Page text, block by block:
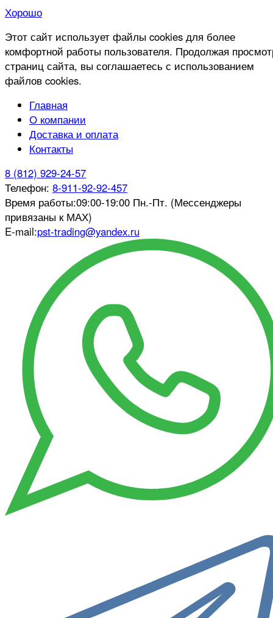
Хорошо
Этот сайт использует файлы cookies для более
комфортной работы пользователя. Продолжая
страниц сайта, вы соглашаетесь с использованием
файлов cookies.
Главная
О компании
Доставка и оплата
Контакты
8 (812) 929-24-57
Телефон: 8-911-92-92-457
Время работы:09:00-19:00 Пн.-Пт. (Мессенджеры
привязаны к МАХ)
E-mail:pst-trading@yandex.ru